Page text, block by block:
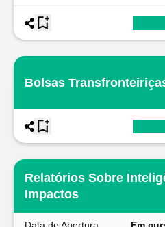
Bolsas
Relatórios Sobre
Impactos